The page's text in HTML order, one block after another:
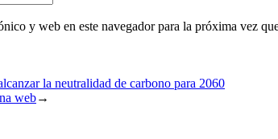
y web en este navegador para la próxima vez
la neutralidad de carbono para 2060
web→